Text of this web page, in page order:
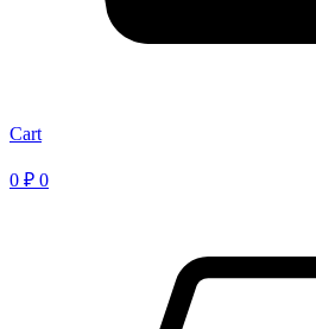
Cart
0 ₽ 0